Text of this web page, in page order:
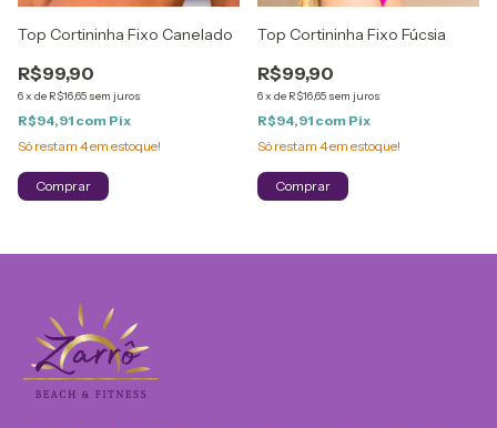
Top Cortininha Fixo Canelado
R$99,90
6x de R$16,65 sem juros
R$94,91 com Pix
Só restam 4em estoque!
Comprar
Top Cortininha Fixo Fúcsia
R$99,90
6x de R$16,65 sem juros
R$94,91 com Pix
Só restam 4em estoque!
Comprar